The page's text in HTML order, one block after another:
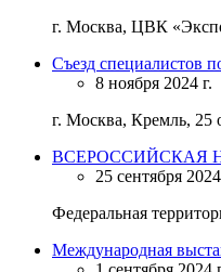
г. Москва, ЦВК
Съезд специалистов
8 ноября 2024 г.
г. Москва, Кремль, 25
ВСЕРОССИЙСКАЯ
25 сентября 2024
Федеральная
Международная